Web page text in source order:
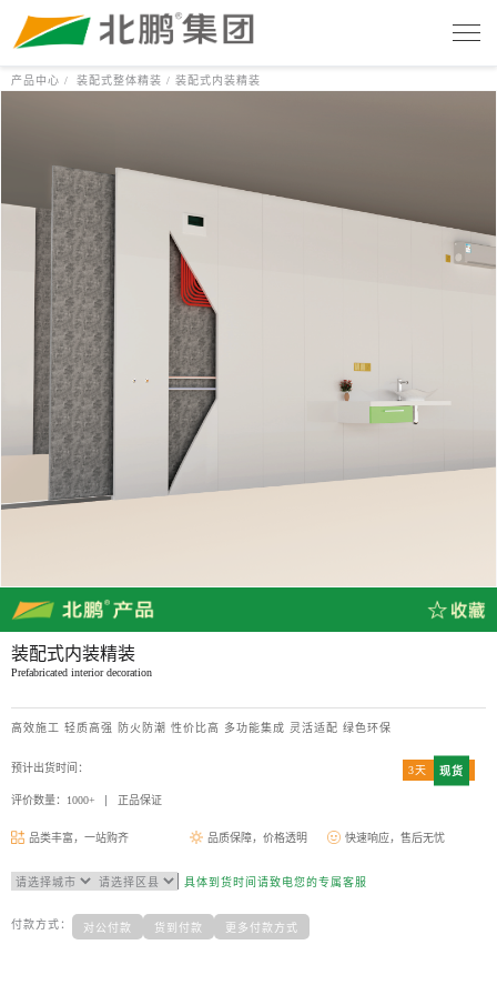
产品中心 / 装配式整体精装 / 装配式内装精装
装配式内装精装
Prefabricated interior decoration
高效施工 轻质高强 防火防潮 性价比高 多功能集成 灵活适配 绿色环保
预计出货时间： 3天 现货
评价数量：1000+ 正品保证
品类丰富，一站购齐 品质保障，价格透明 快速响应，售后无忧
具体到货时间请致电您的专属客服
付款方式： 对公付款 货到付款 更多付款方式